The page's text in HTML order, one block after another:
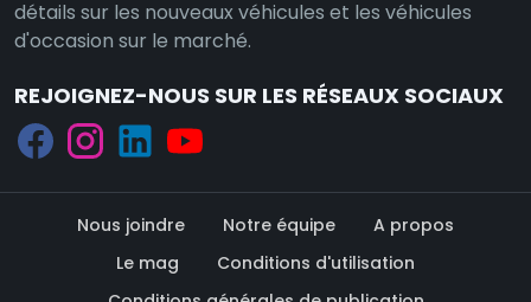
détails sur les nouveaux véhicules et les véhicules
d'occasion sur le marché.
REJOIGNEZ-NOUS SUR LES RÉSEAUX SOCIAUX
Nous joindre Notre équipe
A propos
Le mag
Conditions d'utilisation